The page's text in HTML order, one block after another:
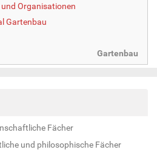
Organisationen
Gartenbau
Gartenbau
Fächer
und philosophische Fächer